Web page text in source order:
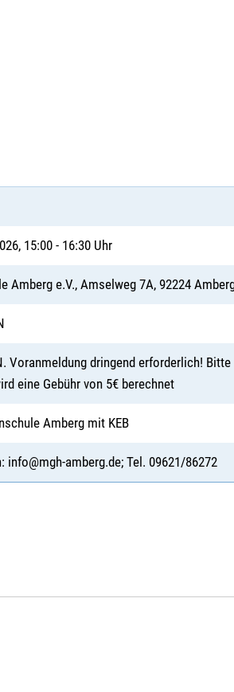
15:00 - 16:30 Uhr
Amberg e.V., Amselweg 7A, 92224
Voranmeldung dringend erforderlich!
eine Gebühr von 5€ berechnet
Amberg mit KEB
info@mgh-amberg.de; Tel. 09621/86272